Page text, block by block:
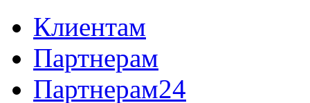
Клиентам
Партнерам
Партнерам24